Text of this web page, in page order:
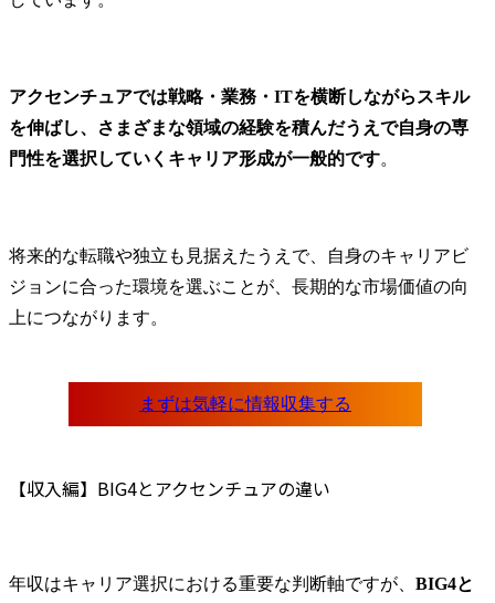
アクセンチュアでは戦略・業務・ITを横断しながらスキル
を伸ばし、さまざまな領域の経験を積んだうえで自身の専
門性を選択していくキャリア形成が一般的です。
将来的な転職や独立も見据えたうえで、自身のキャリアビ
ジョンに合った環境を選ぶことが、長期的な市場価値の向
上につながります。
【収入編】BIG4とアクセンチュアの違い
年収はキャリア選択における重要な判断軸ですが、 BIG4と